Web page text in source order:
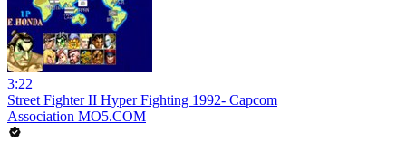
3:22
Street Fighter II Hyper Fighting 1992- Capcom
Association MO5.COM